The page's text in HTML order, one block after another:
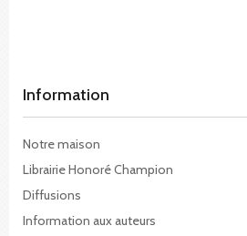
Information
Notre maison
Librairie Honoré Champion
Diffusions
Information aux auteurs